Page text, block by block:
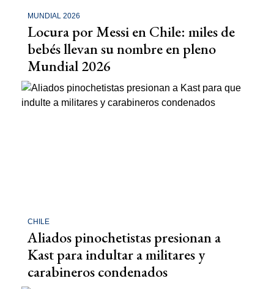
MUNDIAL 2026
Locura por Messi en Chile: miles de
bebés llevan su nombre en pleno
Mundial 2026
CHILE
Aliados pinochetistas presionan a
Kast para indultar a militares y
carabineros condenados